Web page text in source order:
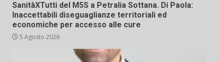
SanitàXTutti del M5S a Petralia Sottana. Di Paola:
Inaccettabili diseguaglianze territoriali ed
economiche per accesso alle cure
5 Agosto 2026